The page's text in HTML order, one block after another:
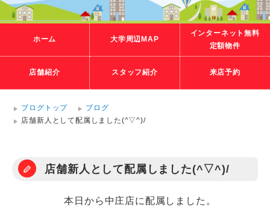
ホーム 大学周辺MAP
インターネット無料
定額物件
店舗紹介 スタッフ紹介 来店予約
ブログトップ
ブログ
店舗新人として配属しました(^▽^)/
店舗新人として配属しました(^▽^)/
本日から中庄店に配属しました。